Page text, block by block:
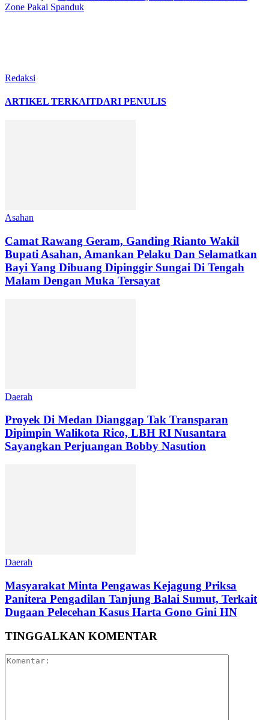
Zone Pakai Spanduk
Redaksi
ARTIKEL TERKAITDARI PENULIS
Asahan
Camat Rawang Geram, Ganding Rianto Wakil
Bupati Asahan, Amankan Pelaku Dan Selamatkan
Bayi Yang Dibuang Dipinggir Sungai Di Tengah
Malam Dengan Muka Tersayat
Daerah
Proyek Di Medan Dianggap Tak Transparan
Dipimpin Walikota Rico, LBH RI Nusantara
Sayangkan Perjuangan Bobby Nasution
Daerah
Masyarakat Minta Pengawas Kejagung Priksa
Panitera Pengadilan Tanjung Balai Sumut, Terkait
Dugaan Pelecehan Kasus Harta Gono Gini HN
TINGGALKAN KOMENTAR